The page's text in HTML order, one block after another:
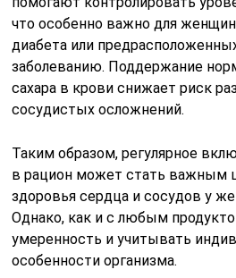
что особенно важно для
диабета или
заболеванию. Поддержание
сахара в крови снижает риск
сосудистых осложнений.
Таким образом, регулярное
в рацион может стать важным
здоровья сердца и сосудов у
Однако, как и с любым
умеренность и учитывать
особенности организма.